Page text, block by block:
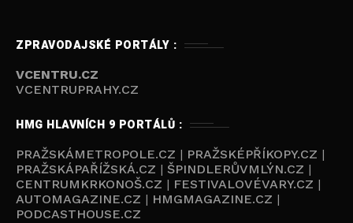
ZPRAVODAJSKÉ PORTÁLY :
VCENTRU.CZ
VCENTRUPRAHY.CZ
HMG HLAVNÍCH 9 PORTÁLŮ :
PRAŽSKÁMETROPOLE.CZ | PRAŽSKÉPŘÍKOPY.CZ |
PRAŽSKÁPAŘÍŽSKÁ.CZ | ŠPINDLERŮVMLÝN.CZ |
CENTRUMKRKONOŠ.CZ | FESTIVALOVÉVARY.CZ |
AUTOMAGAZINE.CZ | HMGMAGAZINE.CZ |
PODCASTHOUSE.CZ